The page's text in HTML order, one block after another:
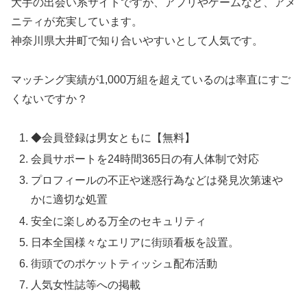
大手の出会い系サイトですが、アプリやゲームなど、アメ
ニティが充実しています。
神奈川県大井町で知り合いやすいとして人気です。
マッチング実績が1,000万組を超えているのは率直にすご
くないですか？
◆会員登録は男女ともに【無料】
会員サポートを24時間365日の有人体制で対応
プロフィールの不正や迷惑行為などは発見次第速や
かに適切な処置
安全に楽しめる万全のセキュリティ
日本全国様々なエリアに街頭看板を設置。
街頭でのポケットティッシュ配布活動
人気女性誌等への掲載